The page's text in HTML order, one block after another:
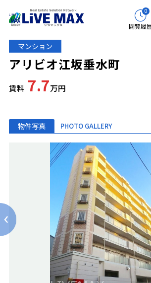
0
閲覧履
マンション
アリビオ江坂垂水町
賃料 7.7万円
物件写真 PHOTO GALLERY